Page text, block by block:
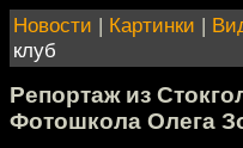
Новости | Картинки |
клуб
Репортаж из
Фотошкола Олега